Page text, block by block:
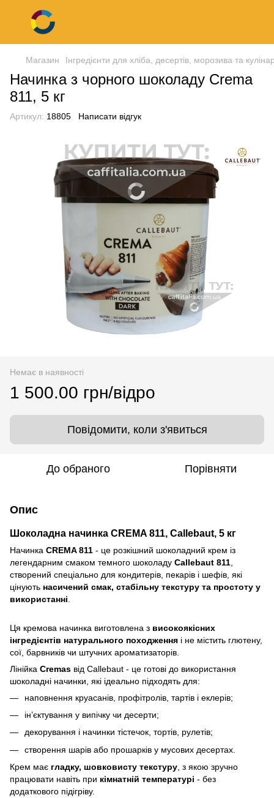
Магазин Інгредієнти для хліба, десертів, морозива та
Начинка з чорного шоколаду Crema
811, 5 кг
Артикул: 18805 Написати відгук
Немає в наявності
1 500.00 грн/відро
Повідомити, коли з'явиться
До обраного Порівняти
Опис
Шоколадна начинка CREMA 811, Callebaut, 5 кг
Начинка CREMA 811 - це розкішний шоколадний крем із
легендарним смаком темного шоколаду Callebaut 811
створений спеціально для кондитерів, пекарів і шефів, які
цінують насичений смак, стабільну текстуру та простоту у
використанні
Ця кремова начинка виготовлена з високоякісних
інгредієнтів натурального походження і не містить глютену,
сої, барвників чи штучних ароматизаторів.
Лінійка Cremas від Callebaut - це готові до використання
шоколадні начинки, які ідеально підходять для:
наповнення круасанів, профітролів, тартів і еклерів;
ін’єктування у випічку чи десерти;
декорування і начинки тістечок, тортів, рулетів;
створення шарів або прошарків у мусових десертах.
Крем має гладку, шовковисту текстуру , з якою зручно
працювати навіть при кімнатній температурі - без
додаткового підігріву.